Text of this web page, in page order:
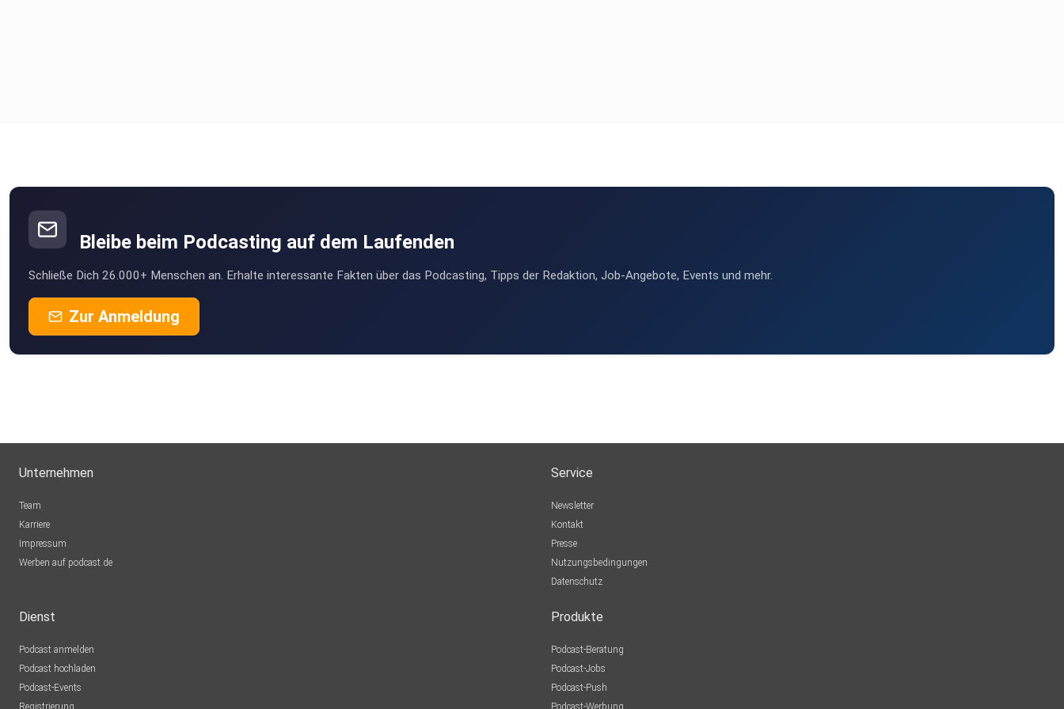
Bleibe beim Podcasting auf dem Laufenden
Schließe Dich 26.000+ Menschen an. Erhalte interessante Fakten über das Podcasting, Tipps der Redaktion, Job-Angebote, Events und mehr.
Zur Anmeldung
Unternehmen
Team
Karriere
Impressum
Werben auf podcast.de
Service
Newsletter
Kontakt
Presse
Nutzungsbedingungen
Datenschutz
Dienst
Podcast anmelden
Podcast hochladen
Podcast-Events
Registrierung
Produkte
Podcast-Beratung
Podcast-Jobs
Podcast-Push
Podcast-Werbung